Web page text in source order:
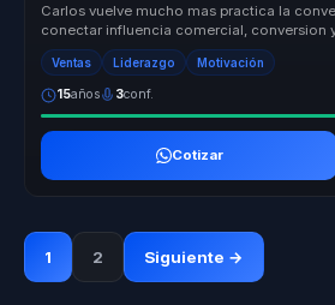
Carlos vuelve mucho mas practica la
conectar influencia comercial, conversion
comportamiento...
Ventas Liderazgo Motivación
15años 3conf.
Cotizar
1 2 Siguiente →